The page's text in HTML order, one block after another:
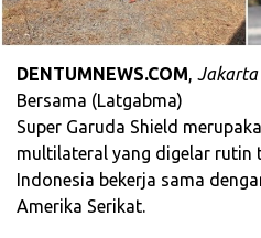
DENTUMNEWS.COM, Jakarta
Bersama (Latgabma)
Super Garuda Shield
multilateral yang digelar rutin
Indonesia bekerja sama
Amerika Serikat.